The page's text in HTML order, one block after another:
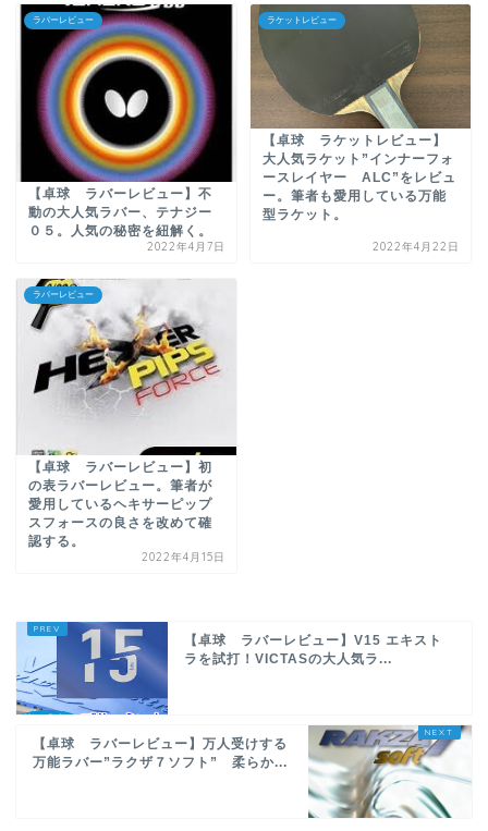
ラバーレビュー
【卓球 ラバーレビュー】不
動の大人気ラバー、テナジー
０５。人気の秘密を紐解く。
2022年4月7日
ラケットレビュー
【卓球 ラケットレビュー】
大人気ラケット”インナーフォ
ースレイヤー ALC”をレビュ
ー。筆者も愛用している万能
型ラケット。
2022年4月22日
ラバーレビュー
【卓球 ラバーレビュー】初
の表ラバーレビュー。筆者が
愛用しているヘキサーピップ
スフォースの良さを改めて確
認する。
2022年4月15日
【卓球 ラバーレビュー】V15 エキスト
ラを試打！VICTASの大人気ラ...
【卓球 ラバーレビュー】万人受けする
万能ラバー”ラクザ７ソフト” 柔らか...